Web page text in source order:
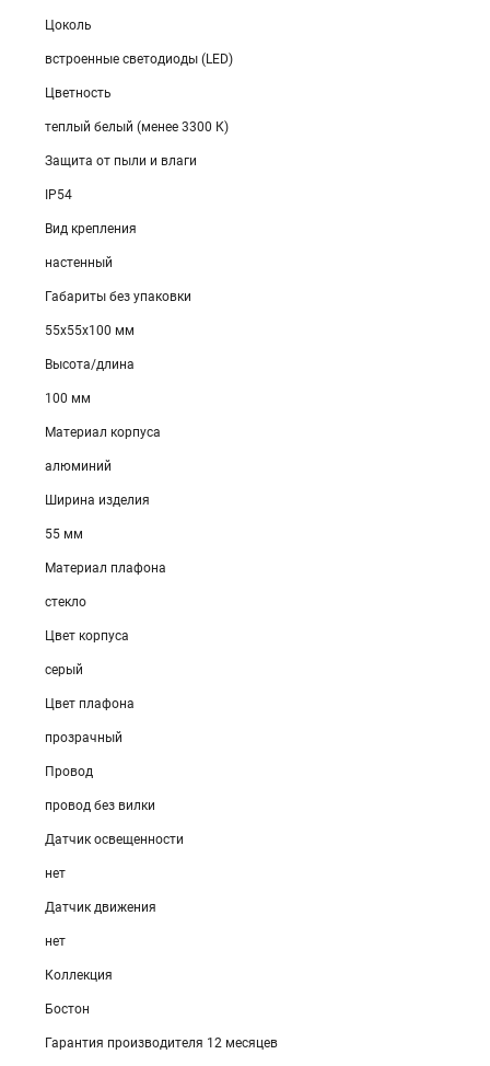
Цоколь
встроенные светодиоды (LED)
Цветность
теплый белый (менее 3300 К)
Защита от пыли и влаги
IP54
Вид крепления
настенный
Габариты без упаковки
55х55х100 мм
Высота/длина
100 мм
Материал корпуса
алюминий
Ширина изделия
55 мм
Материал плафона
стекло
Цвет корпуса
серый
Цвет плафона
прозрачный
Провод
провод без вилки
Датчик освещенности
нет
Датчик движения
нет
Коллекция
Бостон
Гарантия производителя 12 месяцев